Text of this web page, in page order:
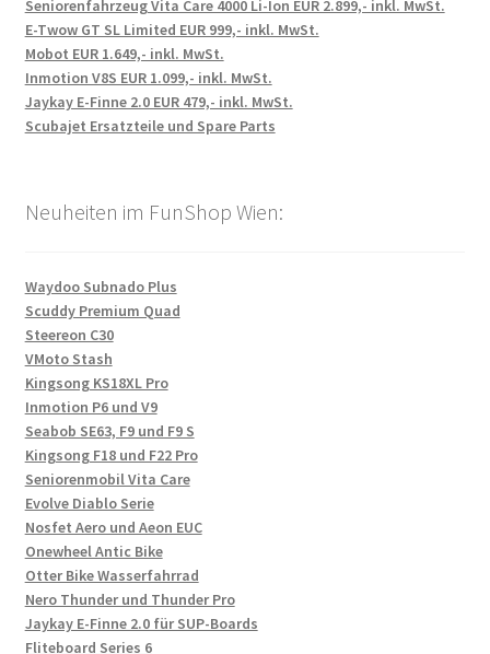
Seniorenfahrzeug Vita Care 4000 Li-Ion EUR 2.899,- inkl. MwSt.
E-Twow GT SL Limited EUR 999,- inkl. MwSt.
Mobot EUR 1.649,- inkl. MwSt.
Inmotion V8S EUR 1.099,- inkl. MwSt.
Jaykay E-Finne 2.0 EUR 479,- inkl. MwSt.
Scubajet Ersatzteile und Spare Parts
Neuheiten im FunShop Wien:
Waydoo Subnado Plus
Scuddy Premium Quad
Steereon C30
VMoto Stash
Kingsong KS18XL Pro
Inmotion P6 und V9
Seabob SE63, F9 und F9 S
Kingsong F18 und F22 Pro
Seniorenmobil Vita Care
Evolve Diablo Serie
Nosfet Aero und Aeon EUC
Onewheel Antic Bike
Otter Bike Wasserfahrrad
Nero Thunder und Thunder Pro
Jaykay E-Finne 2.0 für SUP-Boards
Fliteboard Series 6